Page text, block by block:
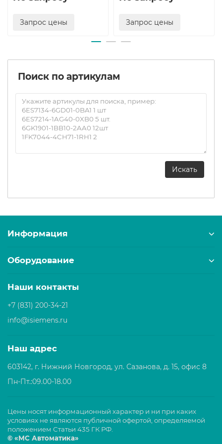
может быть расширено от 80E до 44E блоками
вспомогательных выключателей для получения
контакторного реле с 8 контактами согласно EN 50011.
комплектному контактору. Эти блоки вспомогательных
контакторными реле, имеющими идентификационные
номера 31E и 22E; они имеют механическое
кодирование.
Запрос цены Запрос цены
Поиск по артикулам
Информация
Оборудование
Наши контакты
+7 (831) 200-34-21
info@isiemens.ru
Наш адрес
603142, г. Нижний Новгород, ул. Сазанова, д. 15, офис 8
Пн-Пт.:09.00-18.00
Цены носят информационный характер и ни при каких
условиях не являются публичной офертой, определяемой
положением Статьи 435 ГК РФ.
© «МС Автоматика»